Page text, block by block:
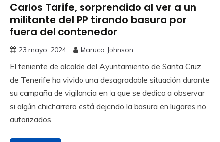
Carlos Tarife, sorprendido al ver a un
militante del PP tirando basura por
fuera del contenedor
23 mayo, 2024 Maruca Johnson
El teniente de alcalde del Ayuntamiento de Santa Cruz
de Tenerife ha vivido una desagradable situación durante
su campaña de vigilancia en la que se dedica a observar
si algún chicharrero está dejando la basura en lugares no
autorizados.